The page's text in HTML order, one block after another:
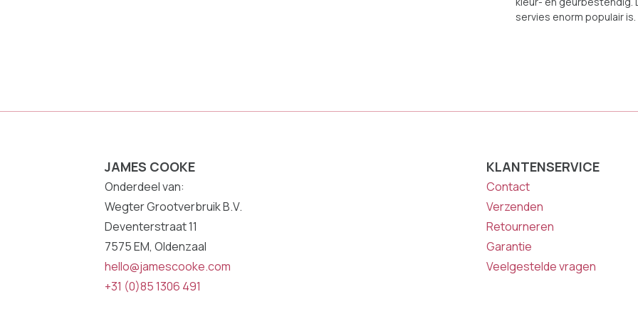
servies enorm populair is.
JAMES COOKE
Onderdeel van:
Wegter Grootverbruik B.V.
Deventerstraat 11
7575 EM, Oldenzaal
hello@jamescooke.com
+31 (0)85 1306 491
KLANTENSERVICE
Contact
Verzenden
Retourneren
Garantie
Veelgestelde vragen